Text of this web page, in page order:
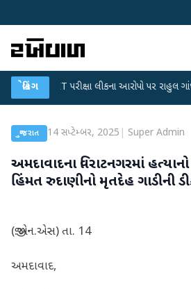
બ્રેકિંગ
NET પરીક્ષા લીકના આરોપો પર રાહુલ ગાંધીએ કેન્દ્ર
ગુજરાત 14 સપ્ટેમ્બર, 2025 Super Admin
અમદાવાદના વિરાટનગરમાં
હિંમત રુદાણીનો મૃતદેહ ગાડીની
(જી.એન.એસ) તા. 14
અમદાવાદ,